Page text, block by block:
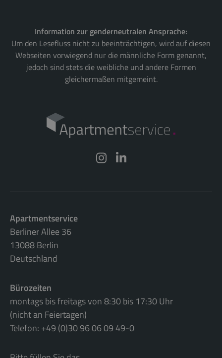
Information zur genderneutralen Ansprache:
Um den Lesefluss nicht zu beeinträchtigen, wird auf diesen
Webseiten vorwiegend nur die männliche Form genannt,
jedoch sind stets die weibliche und andere Formen
gleichermaßen mitgemeint.
Apartmentservice
Berliner Allee 36
13088 Berlin
Deutschland
Bürozeiten
montags bis freitags von 8:30 bis 17:30 Uhr
(nicht an Feiertagen)
Telefon: +49 (0)30 96 06 09 49-0